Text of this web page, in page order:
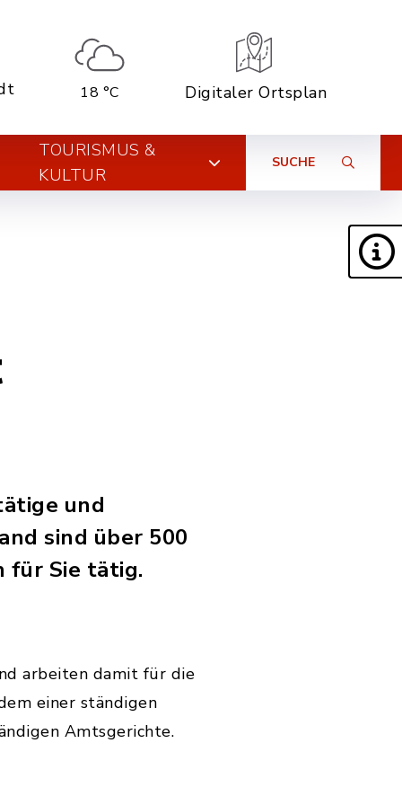
18 °C Digitaler Ortsplan
TOURISMUS &
KULTUR
SUCHE
und
sind über 500
für Sie tätig.
arbeiten damit für die
einer ständigen
Amtsgerichte.